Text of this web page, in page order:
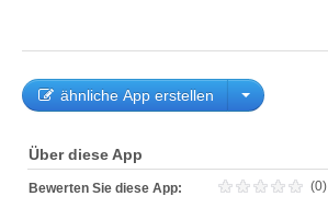
ähnliche App erstellen
Über diese App
Bewerten Sie diese App: (0)